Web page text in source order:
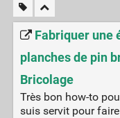
Fabriquer une
planches de pin
Bricolage
Très bon how-to
suis servit pour